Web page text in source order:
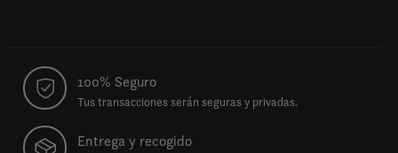
100% Seguro
Tus transacciones serán seguras y privadas.
Entrega y recogido